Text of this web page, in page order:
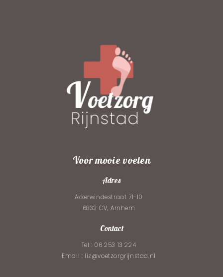
Voor mooie voeten
Adres
Akkerwindestraat 71-10
6832 CV, Arnhem
Contact
Tel : 06 253 13 224
Email : liz@voetzorgrijnstad.nl